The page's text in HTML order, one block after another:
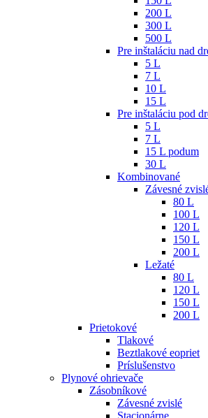
200 L
300 L
500 L
Pre inštaláciu nad
5 L
7 L
10 L
15 L
Pre inštaláciu pod
5 L
7 L
15 L podum
30 L
Kombinované
Závesné
80 L
100 L
120 L
150 L
200 L
Ležaté
80 L
120 L
150 L
200 L
Prietokové
Tlakové
Beztlakové eopriet
Príslušenstvo
Plynové ohrievače
Zásobníkové
Závesné zvislé